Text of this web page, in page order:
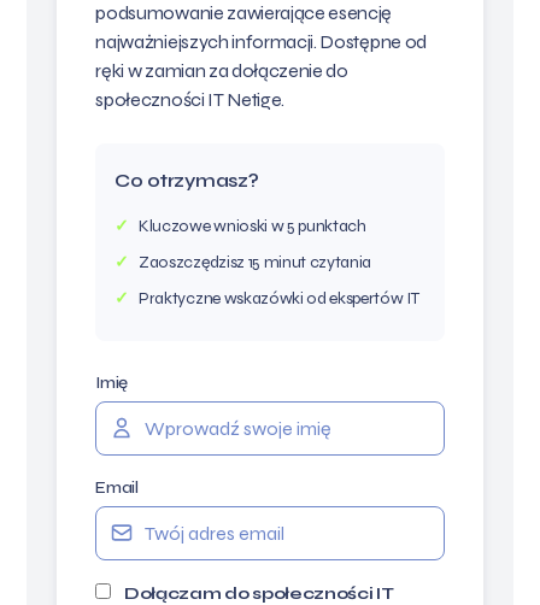
podsumowanie zawierające esencję
najważniejszych informacji. Dostępne od
ręki w zamian za dołączenie do
społeczności IT Netige.
Co otrzymasz?
Kluczowe wnioski w 5 punktach
Zaoszczędzisz 15 minut czytania
Praktyczne wskazówki od ekspertów IT
Imię
Email
Dołączam do społeczności IT